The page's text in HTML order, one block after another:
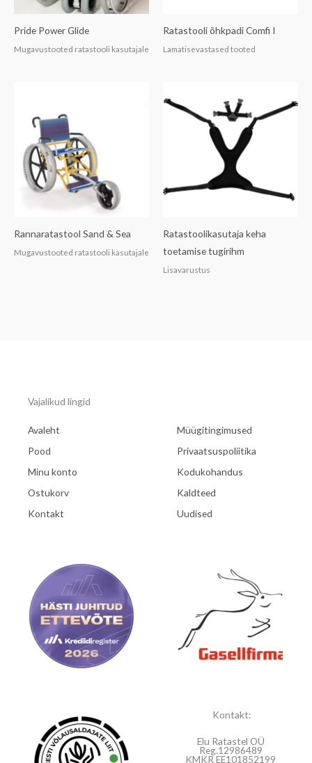
Pride Power Glide
Mugavustooted ratastooli kasutajale
Ratastooli õhkpadi Comfi I
Lamatisevastased tooted
Rannaratastool Sand & Sea
Mugavustooted ratastooli kasutajale
Ratastoolikasutaja keha
toetamise tugirihm
Lisavarustus
Vajalikud lingid
Avaleht
Pood
Minu konto
Ostukorv
Kontakt
Müügitingimused
Privaatsuspoliitika
Kodukohandus
Kaldteed
Uudised
Kontakt:
Elu Ratastel OÜ
Reg.12986489
KMKR EE101852199